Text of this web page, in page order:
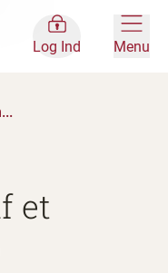
Log Ind Menu
et